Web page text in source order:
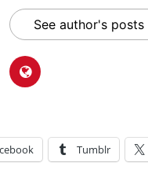
See author's posts
Tumblr